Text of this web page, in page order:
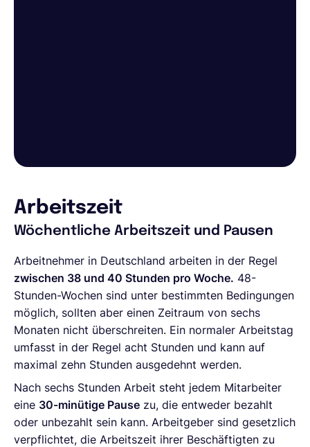
Arbeitszeit
Wöchentliche Arbeitszeit und Pausen
Arbeitnehmer in Deutschland arbeiten in der Regel
zwischen 38 und 40 Stunden pro Woche. 48-
Stunden-Wochen sind unter bestimmten Bedingungen
möglich, sollten aber einen Zeitraum von sechs
Monaten nicht überschreiten. Ein normaler Arbeitstag
umfasst in der Regel acht Stunden und kann auf
maximal zehn Stunden ausgedehnt werden.
Nach sechs Stunden Arbeit steht jedem Mitarbeiter
eine 30-minütige Pause zu, die entweder bezahlt
oder unbezahlt sein kann. Arbeitgeber sind gesetzlich
verpflichtet, die Arbeitszeit ihrer Beschäftigten zu